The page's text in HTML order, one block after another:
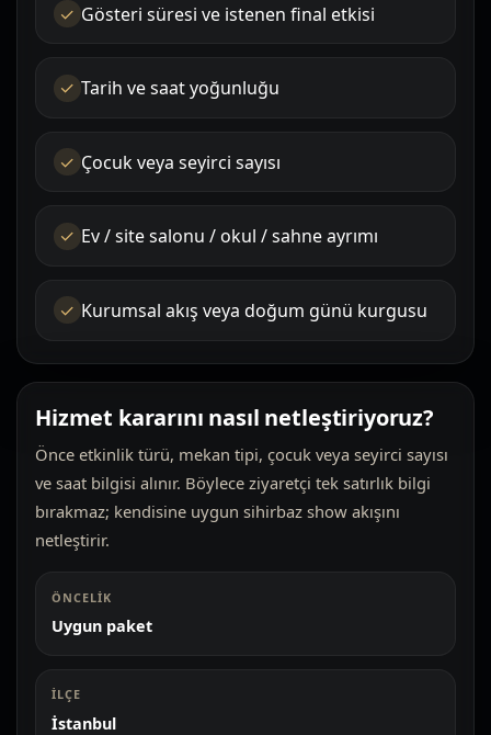
Gösteri süresi ve istenen final etkisi
Tarih ve saat yoğunluğu
Çocuk veya seyirci sayısı
Ev / site salonu / okul / sahne ayrımı
Kurumsal akış veya doğum günü kurgusu
Hizmet kararını nasıl netleştiriyoruz?
Önce etkinlik türü, mekan tipi, çocuk veya seyirci sayısı
ve saat bilgisi alınır. Böylece ziyaretçi tek satırlık bilgi
bırakmaz; kendisine uygun sihirbaz show akışını
netleştirir.
ÖNCELIK
Uygun paket
İLÇE
İstanbul